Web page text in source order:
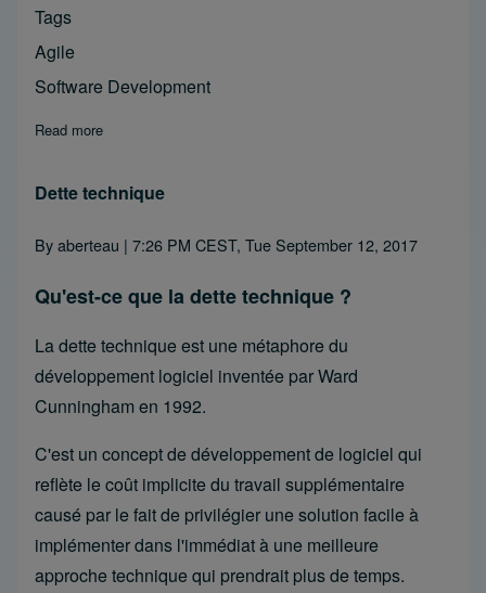
Tags
Agile
Software Development
Read more
Dette technique
Byaberteau | 7:26 PM CEST, Tue September 12, 2017
Qu'est-ce que la dette technique ?
La dette technique est une métaphore du
développement logiciel inventée par Ward
Cunningham en 1992.
C'est un concept de développement de logiciel qui
reflète le coût implicite du travail supplémentaire
causé par le fait de privilégier une solution facile à
implémenter dans l'immédiat à une meilleure
approche technique qui prendrait plus de temps.